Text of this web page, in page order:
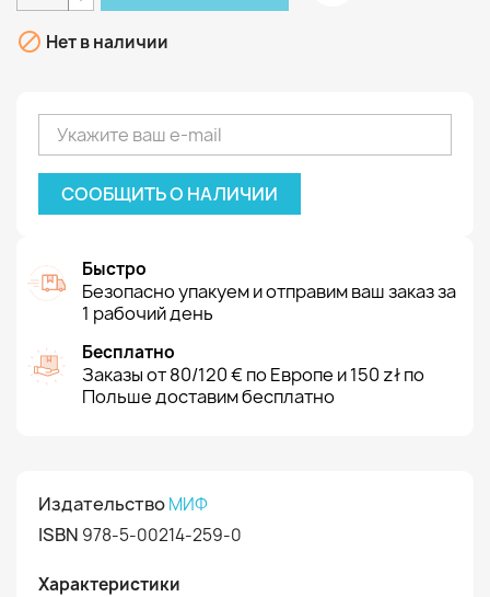
 Нет в наличии
СООБЩИТЬ О НАЛИЧИИ
Быстро
Безопасно упакуем и отправим ваш заказ за
1 рабочий день
Бесплатно
Заказы от 80/120 € по Европе и 150 zł по
Польше доставим бесплатно
ИздательствоМИФ
ISBN 978-5-00214-259-0
Характеристики